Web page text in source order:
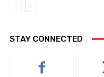
STAY CONNECTED